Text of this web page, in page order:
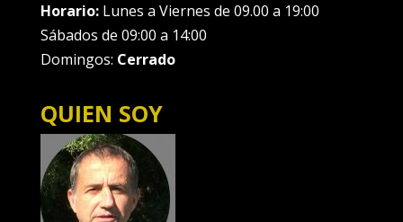
Horario:Lunes a Viernes de 09.00 a 19:00
Sábados de 09:00 a 14:00
Domingos: Cerrado
QUIEN SOY